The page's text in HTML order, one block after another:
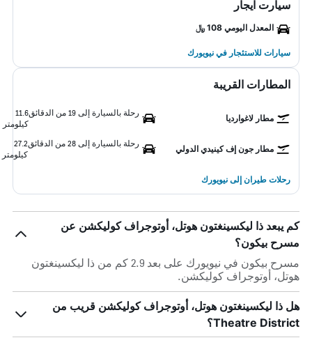
سيارت ايجار
المعدل اليومي 108 ﷼
سيارات للاستئجار في نيويورك
المطارات القريبة
مطار لاغوارديا
رحلة بالسيارة إلى 19 من الدقائق
11.6
كيلومتر
مطار جون إف كينيدي الدولي
رحلة بالسيارة إلى 28 من الدقائق
27.2
كيلومتر
رحلات طيران إلى نيويورك
كم يبعد ذا ليكسينغتون هوتل، أوتوجراف كوليكشن عن
مسرح بيكون؟
مسرح بيكون في نيويورك على بعد 2.9 كم من ذا ليكسينغتون
هوتل، أوتوجراف كوليكشن.
هل ذا ليكسينغتون هوتل، أوتوجراف كوليكشن قريب من
Theatre District؟